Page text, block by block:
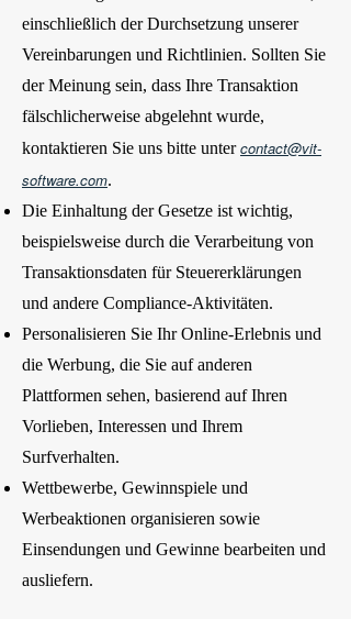
einschließlich der Durchsetzung unserer
Vereinbarungen und Richtlinien. Sollten Sie
der Meinung sein, dass Ihre Transaktion
fälschlicherweise abgelehnt wurde,
kontaktieren Sie uns bitte untercontact@vit-
software.com.
Die Einhaltung der Gesetze ist wichtig,
beispielsweise durch die Verarbeitung von
Transaktionsdaten für Steuererklärungen
und andere Compliance-Aktivitäten.
Personalisieren Sie Ihr Online-Erlebnis und
die Werbung, die Sie auf anderen
Plattformen sehen, basierend auf Ihren
Vorlieben, Interessen und Ihrem
Surfverhalten.
Wettbewerbe, Gewinnspiele und
Werbeaktionen organisieren sowie
Einsendungen und Gewinne bearbeiten und
ausliefern.